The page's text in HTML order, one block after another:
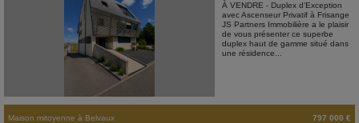
À VENDRE - Duplex d'Exception
avec Ascenseur Privatif à Frisange
JS Partners Immobilière a le plaisir
de vous présenter ce superbe
duplex haut de gamme situé dans
une résidence...
Maison mitoyenne à Belvaux 797 000 €